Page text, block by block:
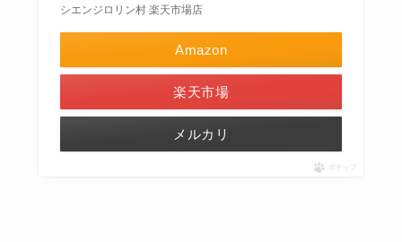
シエンジロリン村 楽天市場店
Amazon
楽天市場
メルカリ
ポチップ